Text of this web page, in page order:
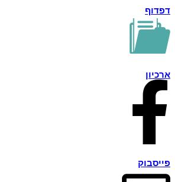
דפדוף
ארכיון
פייסבוק